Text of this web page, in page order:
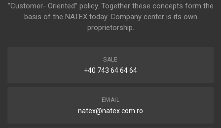
“Customer- Oriented” policy. Together these concepts form the
basis of the NATEX today. Company center is its own
proprietorship.
SALE
+40 743 64 64 64
EMAIL
natex@natex.com.ro